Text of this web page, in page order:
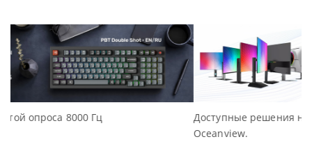
Доступные решения начального уровня, новые